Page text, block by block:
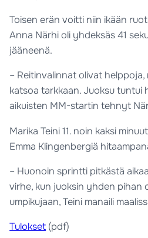
Toisen erän voitti niin ikään
Anna Närhi oli yhdeksäs 41
jääneenä.
– Reitinvalinnat olivat
katsoa tarkkaan. Juoksu tuntui
aikuisten MM-startin tehnyt
Marika Teini 11. noin kaksi
Emma Klingenbergiä
– Huonoin sprintti pitkästä
virhe, kun juoksin yhden pihan
umpikujaan, Teini manaili
Tulokset (pdf)